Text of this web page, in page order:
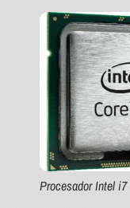
Procesador Intel i7